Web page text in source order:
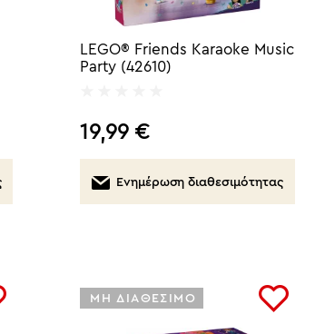
LEGO® Friends Karaoke Music
Party (42610)
19,99€
Ενημέρωση διαθεσιμότητας
ΜΗ ΔΙΑΘΕΣΙΜΟ